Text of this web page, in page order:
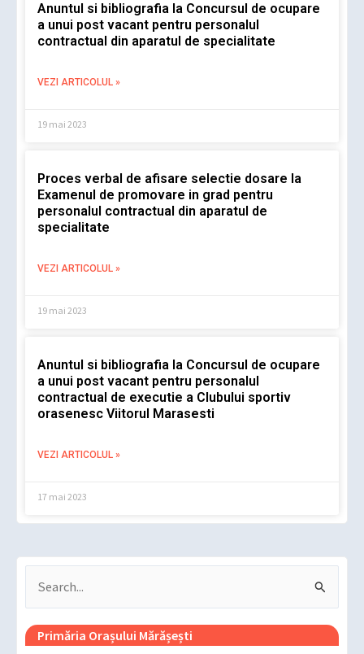
Anuntul si bibliografia la Concursul de ocupare
a unui post vacant pentru personalul
contractual din aparatul de specialitate
VEZI ARTICOLUL »
19 mai 2023
Proces verbal de afisare selectie dosare la
Examenul de promovare in grad pentru
personalul contractual din aparatul de
specialitate
VEZI ARTICOLUL »
19 mai 2023
Anuntul si bibliografia la Concursul de ocupare
a unui post vacant pentru personalul
contractual de executie a Clubului sportiv
orasenesc Viitorul Marasesti
VEZI ARTICOLUL »
17 mai 2023
Search
for:
Primăria Orașului Mărășești